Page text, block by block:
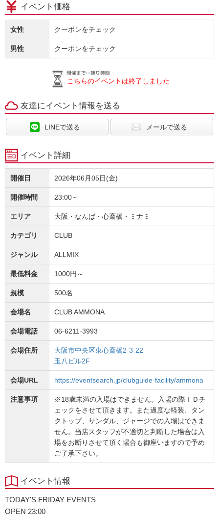
イベント価格
女性 クーポンをチェック
男性 クーポンをチェック
こちらのイベントは終了しました
友達にイベント情報を送る
LINEで送る メールで送る
イベント詳細
開催日 2026年06月05日(金)
開催時間 23:00～
エリア 大阪・なんば・心斎橋・ミナミ
カテゴリ CLUB
ジャンル ALLMIX
最低料金 1000円～
規模 500名
会場名 CLUB AMMONA
会場電話 06-6211-3993
会場住所
大阪市中央区東心斎橋2-3-22
玉八ビル2F
会場URL https://eventsearch.jp/clubguide-facility/ammona
注意事項
※18歳未満の入場はできません。入場の際ＩＤチ
ェックをさせて頂きます。また過度な軽装、タン
クトップ、サンダル、ジャージでの入場はできま
せん。当店スタッフが不適切と判断した場合は入
場をお断りさせて頂く場合も御座いますので予め
ご了承下さい。
イベント情報
TODAY'S FRIDAY EVENTS
OPEN 23:00